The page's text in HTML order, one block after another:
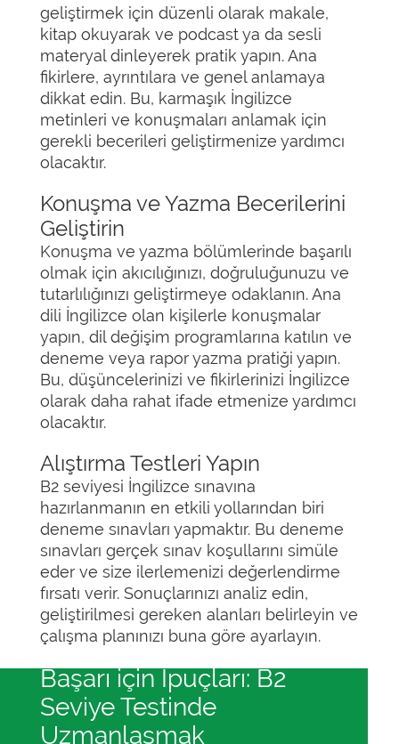
geliştirmek için düzenli olarak makale,
kitap okuyarak ve podcast ya da sesli
materyal dinleyerek pratik yapın. Ana
fikirlere, ayrıntılara ve genel anlamaya
dikkat edin. Bu, karmaşık İngilizce
metinleri ve konuşmaları anlamak için
gerekli becerileri geliştirmenize yardımcı
olacaktır.
Konuşma ve Yazma Becerilerini
Geliştirin
Konuşma ve yazma bölümlerinde başarılı
olmak için akıcılığınızı, doğruluğunuzu ve
tutarlılığınızı geliştirmeye odaklanın. Ana
dili İngilizce olan kişilerle konuşmalar
yapın, dil değişim programlarına katılın ve
deneme veya rapor yazma pratiği yapın.
Bu, düşüncelerinizi ve fikirlerinizi İngilizce
olarak daha rahat ifade etmenize yardımcı
olacaktır.
Alıştırma Testleri Yapın
B2 seviyesi İngilizce sınavına
hazırlanmanın en etkili yollarından biri
deneme sınavları yapmaktır. Bu deneme
sınavları gerçek sınav koşullarını simüle
eder ve size ilerlemenizi değerlendirme
fırsatı verir. Sonuçlarınızı analiz edin,
geliştirilmesi gereken alanları belirleyin ve
çalışma planınızı buna göre ayarlayın.
Başarı için İpuçları: B2
Seviye Testinde
Uzmanlaşmak